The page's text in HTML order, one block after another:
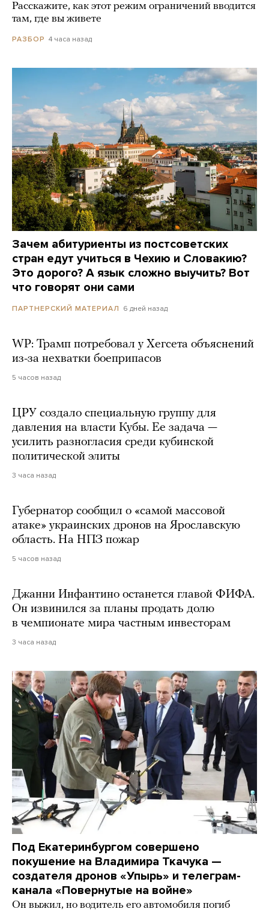
Расскажите, как этот режим ограничений вводится
там, где вы живете
РАЗБОР 4 часа назад
Зачем абитуриенты из постсоветских
стран едут учиться в Чехию и Словакию?
Это дорого? А язык сложно выучить? Вот
что говорят они сами
ПАРТНЕРСКИЙ МАТЕРИАЛ 6 дней назад
WP: Трамп потребовал у Хегсета объяснений
из-за нехватки боеприпасов
5 часов назад
ЦРУ создало специальную группу для
давления на власти Кубы. Ее задача —
усилить разногласия среди кубинской
политической элиты
3 часа назад
Губернатор сообщил о «самой массовой
атаке» украинских дронов на Ярославскую
область. На НПЗ пожар
5 часов назад
Джанни Инфантино останется главой ФИФА.
Он извинился за планы продать долю
в чемпионате мира частным инвесторам
3 часа назад
Под Екатеринбургом совершено
покушение на Владимира Ткачука —
создателя дронов «Упырь» и телеграм-
канала «Повернутые на войне»
Он выжил, но водитель его автомобиля погиб